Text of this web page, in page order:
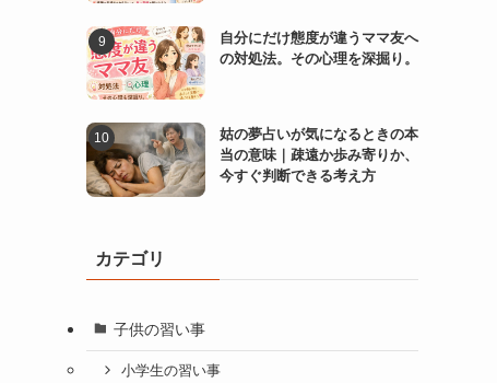
自分にだけ態度が違うママ友へ
の対処法。その心理を深掘り。
姑の夢占いが気になるときの本
当の意味｜疎遠か歩み寄りか、
今すぐ判断できる考え方
カテゴリ
子供の習い事
小学生の習い事